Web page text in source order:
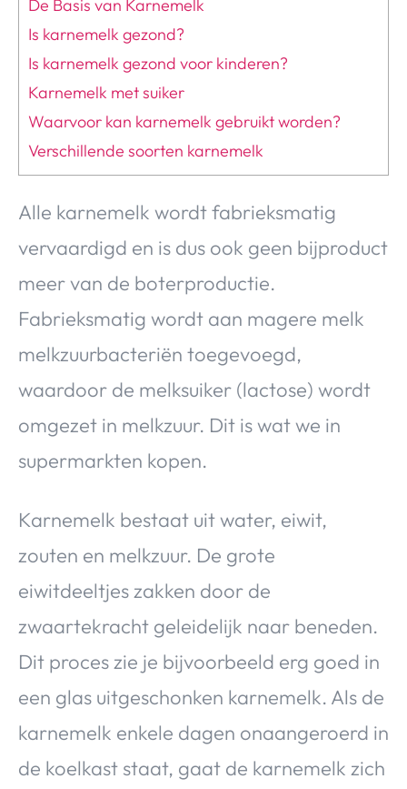
De Basis van Karnemelk
Is karnemelk gezond?
Is karnemelk gezond voor kinderen?
Karnemelk met suiker
Waarvoor kan karnemelk gebruikt worden?
Verschillende soorten karnemelk
Alle karnemelk wordt fabrieksmatig
vervaardigd en is dus ook geen bijproduct
meer van de boterproductie.
Fabrieksmatig wordt aan magere melk
melkzuurbacteriën toegevoegd,
waardoor de melksuiker (lactose) wordt
omgezet in melkzuur. Dit is wat we in
supermarkten kopen.
Karnemelk bestaat uit water, eiwit,
zouten en melkzuur. De grote
eiwitdeeltjes zakken door de
zwaartekracht geleidelijk naar beneden.
Dit proces zie je bijvoorbeeld erg goed in
een glas uitgeschonken karnemelk. Als de
karnemelk enkele dagen onaangeroerd in
de koelkast staat, gaat de karnemelk zich